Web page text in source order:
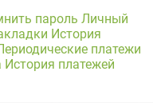
пароль Личный
История
платежи
История платежей